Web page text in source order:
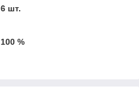
6 шт.
100 %